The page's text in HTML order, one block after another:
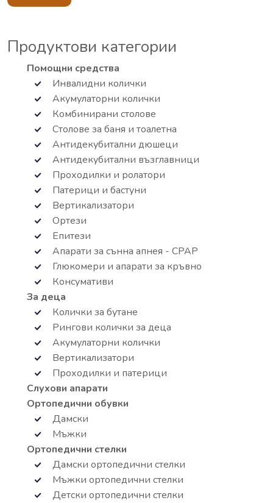
Продуктови категории
Помощни средства
Инвалидни колички
Акумулаторни колички
Комбинирани столове
Столове за баня и тоалетна
Антидекубитални дюшеци
Антидекубитални възглавници
Проходилки и ролатори
Патерици и бастуни
Вертикализатори
Ортези
Епитези
Апарати за сънна апнея - СРАР
Глюкомери и апарати за кръвно
Консумативи
За деца
Колички за бутане
Рингови колички за деца
Акумулаторни колички
Вертикализатори
Проходилки и патерици
Слухови апарати
Ортопедични обувки
Дамски
Мъжки
Ортопедични стелки
Дамски ортопедични стелки
Мъжки ортопедични стелки
Детски ортопедични стелки